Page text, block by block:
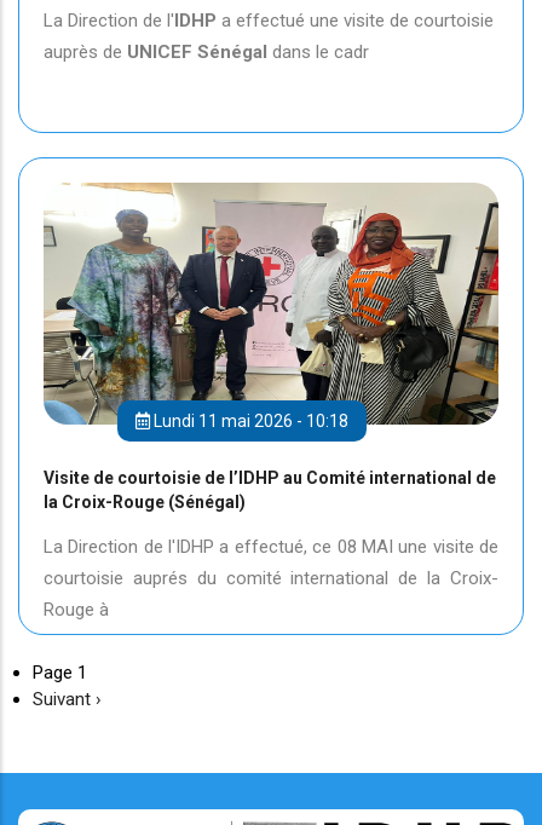
La Direction de l'IDHP a effectué une visite de courtoisie
auprès de UNICEF Sénégal dans le cadr
Lundi 11 mai 2026 - 10:18
Visite de courtoisie de l’IDHP au Comité international de
la Croix-Rouge (Sénégal)
La Direction de l'IDHP a effectué, ce 08 MAI une visite de
courtoisie auprés du comité international de la Croix-
Rouge à
Page 1
Page
Suivant ›